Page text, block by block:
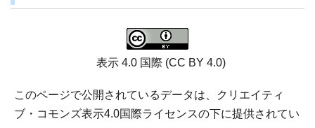
表示 4.0 国際 (CC BY 4.0)
このページで公開されているデータは、クリエイティ
ブ・コモンズ表示4.0国際ライセンスの下に提供されてい